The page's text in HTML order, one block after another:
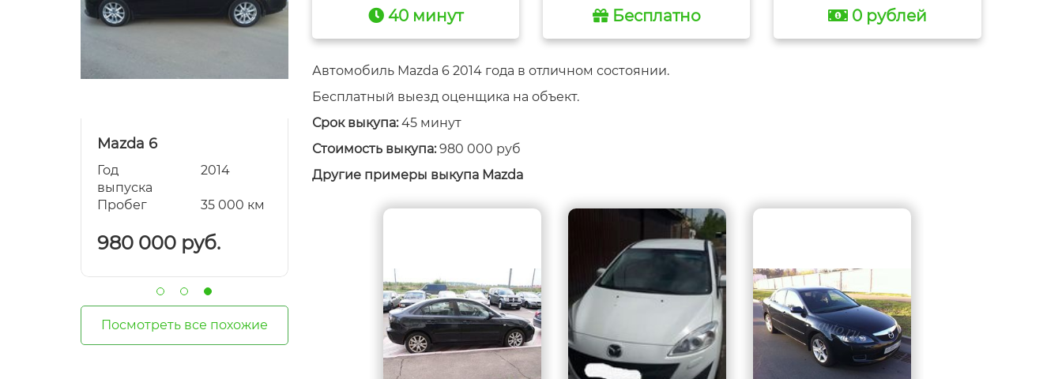
Mazda 6
Год
выпуска
2014
Пробег 35 000 км
980 000 руб.
Mazda 6
Год
2014
75 000 км
Mazda 6
Год
Пробег 200 000 км
310 000 руб.
Пробег 35 000 км
980 000 руб.
Посмотреть все похожие
40 минут Бесплатно 0 рублей
Автомобиль Mazda 6 2014 года в отличном состоянии.
Бесплатный выезд оценщика на объект.
Срок выкупа:45 минут
Стоимость выкупа:980 000 руб
Другие примеры выкупа Mazda